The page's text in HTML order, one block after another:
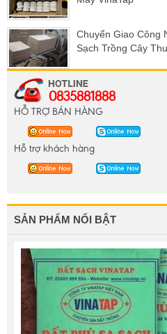
Chuyển Giao Công
Sạch Trồng Cây
0835881888
HỖ TRỢ BÁN HÀNG
Hỗ trợ khách hàng
SẢN PHẨM NỔI BẬT